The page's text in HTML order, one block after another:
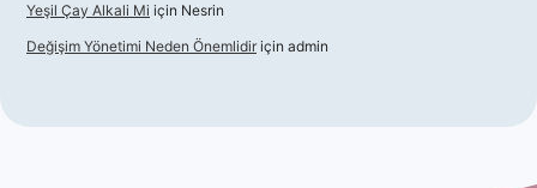
Yeşil Çay Alkali Mi için Nesrin
Değişim Yönetimi Neden Önemlidir için admin